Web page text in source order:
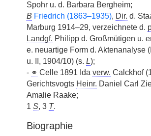
Spohr u. d. Barbara Bergheim;
B Friedrich (1863–1935), Dir. d.
Marburg 1914–29, verzeichnete d.
Landgf. Philipp d. Großmütigen u.
e. neuartige Form d. Aktenanalyse
u. II, 1904/10) (s. L);
- ⚭ Celle 1891 Ida verw. Calckhof
Gerichtsvogts Heinr. Daniel Carl
Amalie Raake;
1 S, 3 T.
Biographie